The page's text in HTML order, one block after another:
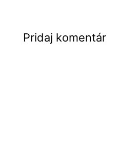
Pridaj komentár